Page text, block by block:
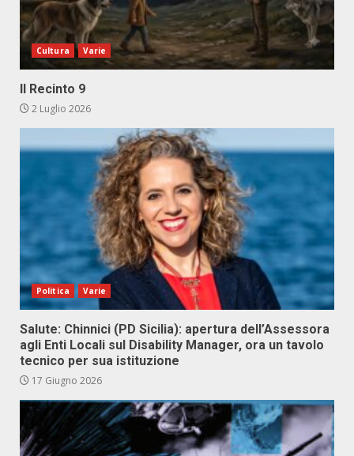
Cultura Varie
Il Recinto 9
2 Luglio 2026
Politica Varie
Salute: Chinnici (PD Sicilia): apertura dell’Assessora
agli Enti Locali sul Disability Manager, ora un tavolo
tecnico per sua istituzione
17 Giugno 2026